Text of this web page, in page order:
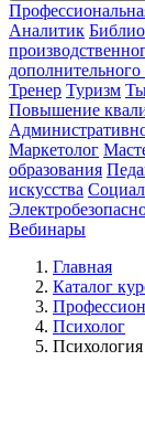
Аналитик
дополнительного
Тренер Туризм
Повышение
Маркетолог
образования
искусства
Вебинары
Главная
Каталог
Психолог
Психология